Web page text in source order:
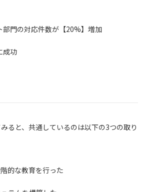
部門の対応件数が【20%】増加
成功
ると、共通しているのは以下の3つの取り
的な教育を行った